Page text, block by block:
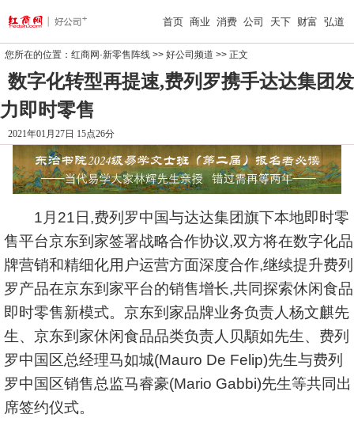
首页 商业 消费 公司 天下 财富 弘道
您所在的位置： 红商网·新零售阵线 >> 好公司频道 >> 正文
数字化转型再提速,费列罗携手达达集团发
力即时零售
2021年01月27日 15点26分
1月21日,费列罗中国与达达集团旗下本地即时零
售平台京东到家签署战略合作协议,双方将在数字化品
牌营销和精细化用户运营方面深度合作,继续提升费列
罗产品在京东到家平台的销售增长,共同探索休闲食品
即时零售新模式。京东到家品牌业务负责人杨文麒先
生、京东到家休闲食品品类负责人贝顒如先生、费列
罗中国区总经理马如城(Mauro De Felip)先生与费列
罗中国区销售总监马睿豪(Mario Gabbi)先生等共同出
席签约仪式。